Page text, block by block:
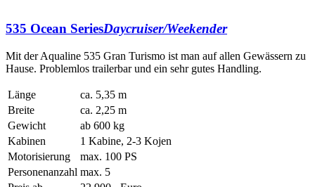
535 Ocean SeriesDaycruiser/Weekender
Mit der Aqualine 535 Gran Turismo ist man auf allen Gewässern zu
Hause. Problemlos trailerbar und ein sehr gutes Handling.
Länge
ca. 5,35 m
Breite
ca. 2,25 m
Gewicht
ab 600 kg
Kabinen
1 Kabine, 2-3 Kojen
Motorisierung
max. 100 PS
Personenanzahl max. 5